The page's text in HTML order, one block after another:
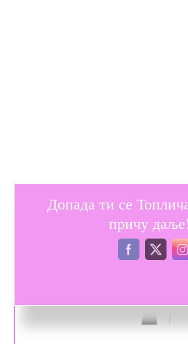
Допада ти се
причу